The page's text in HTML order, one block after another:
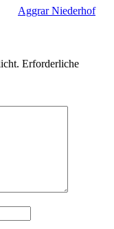
Aggrar Niederhof
Erforderliche